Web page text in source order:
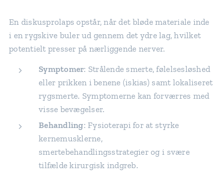
En diskusprolaps opstår, når det bløde materiale inde
i en rygskive buler ud gennem det ydre lag, hvilket
potentielt presser på nærliggende nerver.
Symptomer: Strålende smerte, følelsesløshed
eller prikken i benene (iskias) samt lokaliseret
rygsmerte. Symptomerne kan forværres med
visse bevægelser.
Behandling: Fysioterapi for at styrke
kernemusklerne,
smertebehandlingsstrategier og i svære
tilfælde kirurgisk indgreb.